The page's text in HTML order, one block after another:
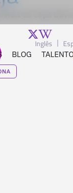
BLOG
Inglês
da Copa